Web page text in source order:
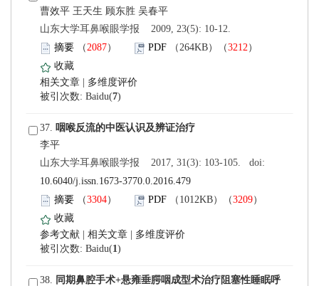
山东大学耳鼻喉眼学报 2009, 23(5): 10-12.
）
）
)
37.
山东大学耳鼻喉眼学报 2017, 31(3): 103-105. doi:
10.6040/j.issn.1673-3770.0.2016.479
）
）
)
38.